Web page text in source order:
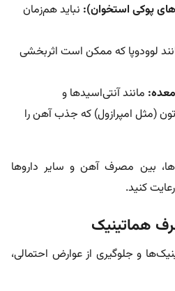
پوکی استخوان): نباید هم‌زمان
لوودوپا که ممکن است اثربخشی
مانند آنتی‌اسیدها و
(مثل امپرازول) که جذب آهن را
بین مصرف آهن و سایر داروها
هماتینیک
و جلوگیری از عوارض احتمالی،